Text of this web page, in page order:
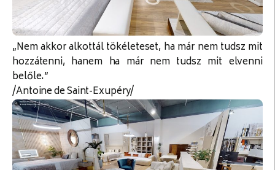
„Nem akkor alkottál tökéleteset, ha már nem tudsz mit
hozzátenni, hanem ha már nem tudsz mit elvenni
belőle.”
/Antoine de Saint-Exupéry/